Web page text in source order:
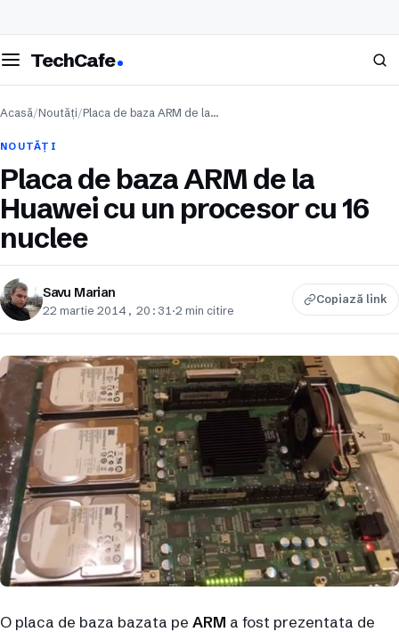
meniul
TechCafe Caută
Acasă/Noutăți/Placa de baza ARM de la…
NOUTĂȚI
Placa de baza ARM de la
Huawei cu un procesor cu 16
nuclee
Savu Marian
22 martie 2014, 20:31 ·2 min citire
Copiază link
O placa de baza bazata pe ARM a fost prezentata de